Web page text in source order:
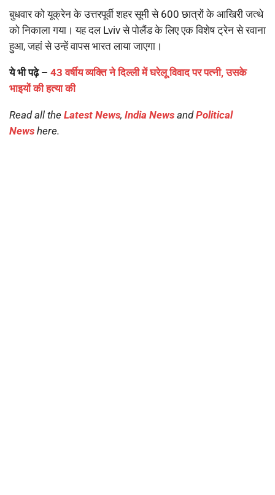
बुधवार को यूक्रेन के उत्तरपूर्वी शहर सूमी से 600 छात्रों के आखिरी जत्थे
को निकाला गया। यह दल Lviv से पोलैंड के लिए एक विशेष ट्रेन से रवाना
हुआ, जहां से उन्हें वापस भारत लाया जाएगा।
ये भी पढ़े – 43 वर्षीय व्यक्ति ने दिल्ली में घरेलू विवाद पर पत्नी, उसके
भाइयों की हत्या की
Read all the Latest News, India News andPolitical
News here.